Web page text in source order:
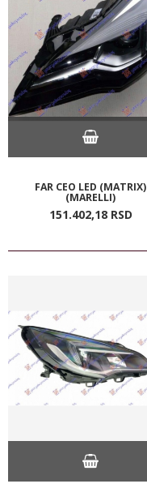
FAR CEO LED (MATRIX)
(MARELLI)
151.402,18 RSD